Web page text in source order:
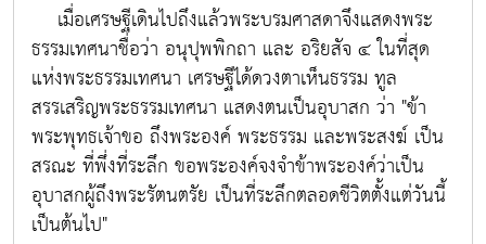
เมื่อเศรษฐีเดินไปถึงแล้วพระบรมศาสดาจึงแสดงพระ
ธรรมเทศนาชื่อว่า อนุปุพพิกถา และ อริยสัจ ๔ ในที่สุด
แห่งพระธรรมเทศนา เศรษฐีได้ดวงตาเห็นธรรม ทูล
สรรเสริญพระธรรมเทศนา แสดงตนเป็นอุบาสก ว่า "ข้า
พระพุทธเจ้าขอ ถึงพระองค์ พระธรรม และพระสงฆ์ เป็น
สรณะ ที่พึ่งที่ระลึก ขอพระองค์จงจำข้าพระองค์ว่าเป็น
อุบาสกผู้ถึงพระรัตนตรัย เป็นที่ระลึกตลอดชีวิตตั้งแต่วันนี้
เป็นต้นไป"